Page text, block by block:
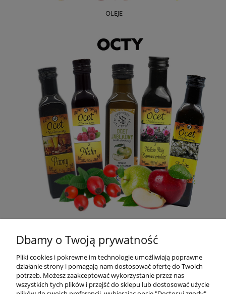
OLEJE
OCTY
POMOC
MOJE KONTO
Dbamy o Twoją prywatność
Pliki cookies i pokrewne im technologie umożliwiają poprawne
działanie strony i pomagają nam dostosować ofertę do Twoich
potrzeb. Możesz zaakceptować wykorzystanie przez nas
wszystkich tych plików i przejść do sklepu lub dostosować użycie